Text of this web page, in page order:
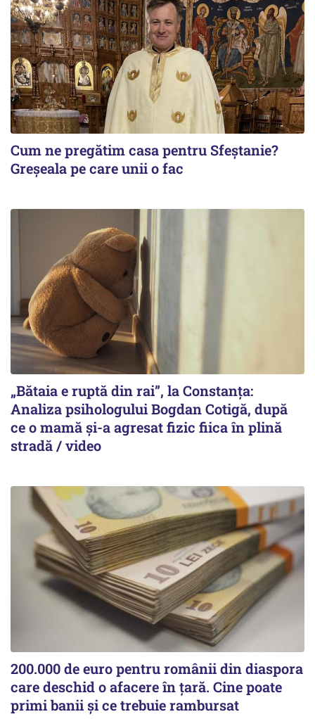
Cum ne pregătim casa pentru Sfeștanie?
Greșeala pe care unii o fac
„Bătaia e ruptă din rai”, la Constanța:
Analiza psihologului Bogdan Cotigă, după
ce o mamă și-a agresat fizic fiica în plină
stradă / video
200.000 de euro pentru românii din diaspora
care deschid o afacere în țară. Cine poate
primi banii și ce trebuie rambursat